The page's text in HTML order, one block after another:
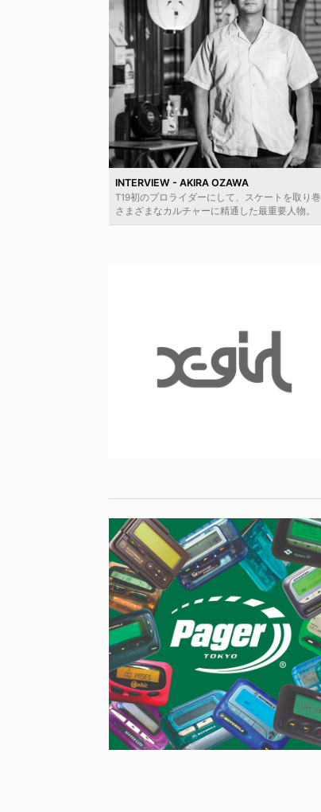
INTERVIEW - AKIRA OZAWA
T19初のプロライダーにして、スケートを取り巻
さまざまなカルチャーに精通した最重要人物。